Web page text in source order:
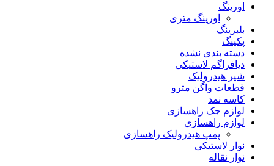
اورینگ
اورینگ متری
بلبرینگ
پکینگ
دسته بندی نشده
دیافراگم لاستیکی
شیر هیدرولیک
قطعات واگن مترو
کاسه نمد
لوازم جک راهسازی
لوازم راهسازی
پمپ هیدرولیک راهسازی
نوار لاستیکی
نوار نقاله